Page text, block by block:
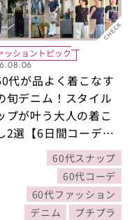
ッショントピック
代が品よく着こなす
旬デニム！スタイル
プが叶う大人の着こ
2選【6日間コーデ
・Day4】」ほか
～8/1公開記事の人気
キングをご紹介！
週の新着記事ベスト
60代スナップ
60代コーデ
60代ファッション
デニム
プチプラ